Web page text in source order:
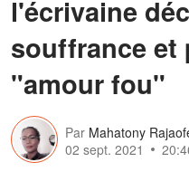
l'écrivaine
souffrance et
"amour fou"
Par Mahatony
02 sept. 2021